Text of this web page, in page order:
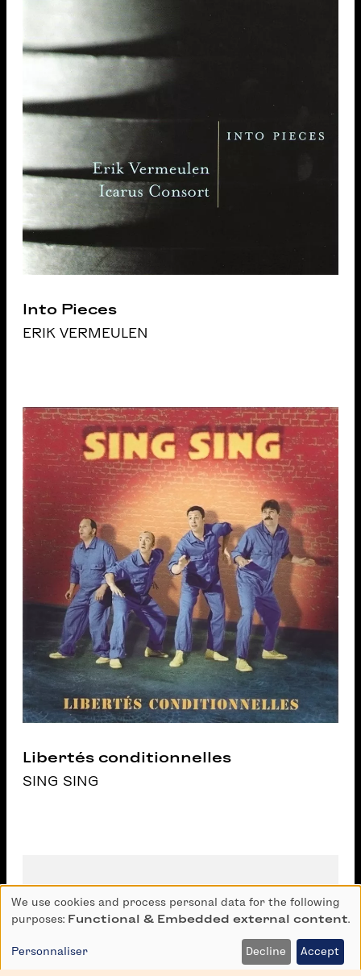
Into Pieces
ERIK VERMEULEN
Libertés conditionnelles
SING SING
Use
of
We use cookies and process personal data for the following
purposes: Functional & Embedded external content.
Personnaliser Decline Accept